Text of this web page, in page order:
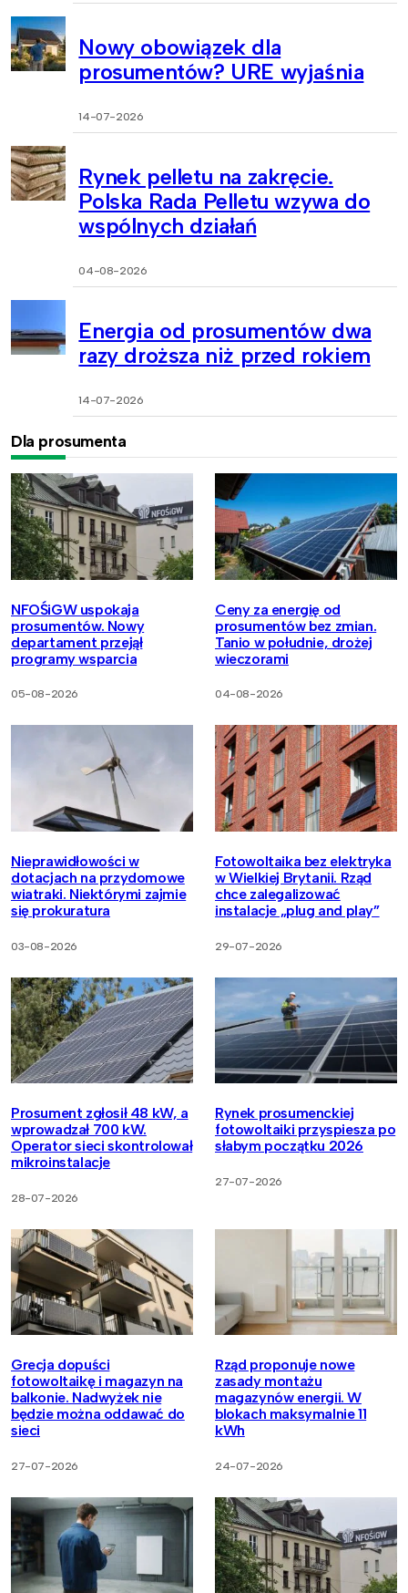
Nowy obowiązek dla
prosumentów? URE wyjaśnia
14-07-2026
Rynek pelletu na zakręcie.
Polska Rada Pelletu wzywa do
wspólnych działań
04-08-2026
Energia od prosumentów dwa
razy droższa niż przed rokiem
14-07-2026
Dla prosumenta
NFOŚiGW uspokaja
prosumentów. Nowy
departament przejął
programy wsparcia
05-08-2026
Ceny za energię od
prosumentów bez zmian.
Tanio w południe, drożej
wieczorami
04-08-2026
Nieprawidłowości w
dotacjach na przydomowe
wiatraki. Niektórymi zajmie
się prokuratura
03-08-2026
Fotowoltaika bez elektryka
w Wielkiej Brytanii. Rząd
chce zalegalizować
instalacje „plug and play”
29-07-2026
Prosument zgłosił 48 kW, a
wprowadzał 700 kW.
Operator sieci skontrolował
mikroinstalacje
28-07-2026
Rynek prosumenckiej
fotowoltaiki przyspiesza po
słabym początku 2026
27-07-2026
Grecja dopuści
fotowoltaikę i magazyn na
balkonie. Nadwyżek nie
będzie można oddawać do
sieci
27-07-2026
Rząd proponuje nowe
zasady montażu
magazynów energii. W
blokach maksymalnie 11
kWh
24-07-2026